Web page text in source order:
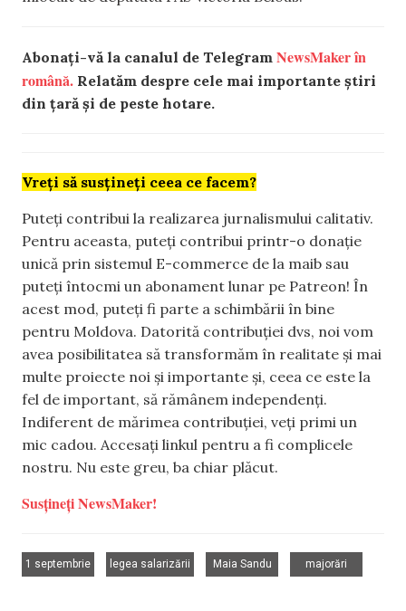
Abonați-vă la canalul de Telegram NewsMaker în
română. Relatăm despre cele mai importante știri
din țară și de peste hotare.
Vreți să susțineți ceea ce facem?
Puteți contribui la realizarea jurnalismului calitativ.
Pentru aceasta, puteți contribui printr-o donație
unică prin sistemul E-commerce de la maib sau
puteți întocmi un abonament lunar pe Patreon! În
acest mod, puteți fi parte a schimbării în bine
pentru Moldova. Datorită contribuției dvs, noi vom
avea posibilitatea să transformăm în realitate și mai
multe proiecte noi și importante și, ceea ce este la
fel de important, să rămânem independenți.
Indiferent de mărimea contribuției, veți primi un
mic cadou. Accesați linkul pentru a fi complicele
nostru. Nu este greu, ba chiar plăcut.
Susțineți NewsMaker!
1 septembrie
legea salarizării
Maia Sandu
majorări